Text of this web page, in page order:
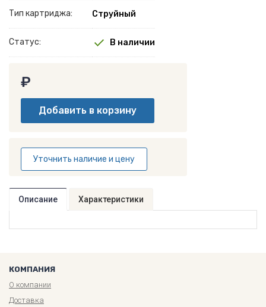
Тип картриджа: Струйный
Статус: В наличии
₽
Уточнить наличие и цену
Описание Характеристики
КОМПАНИЯ
О компании
Доставка